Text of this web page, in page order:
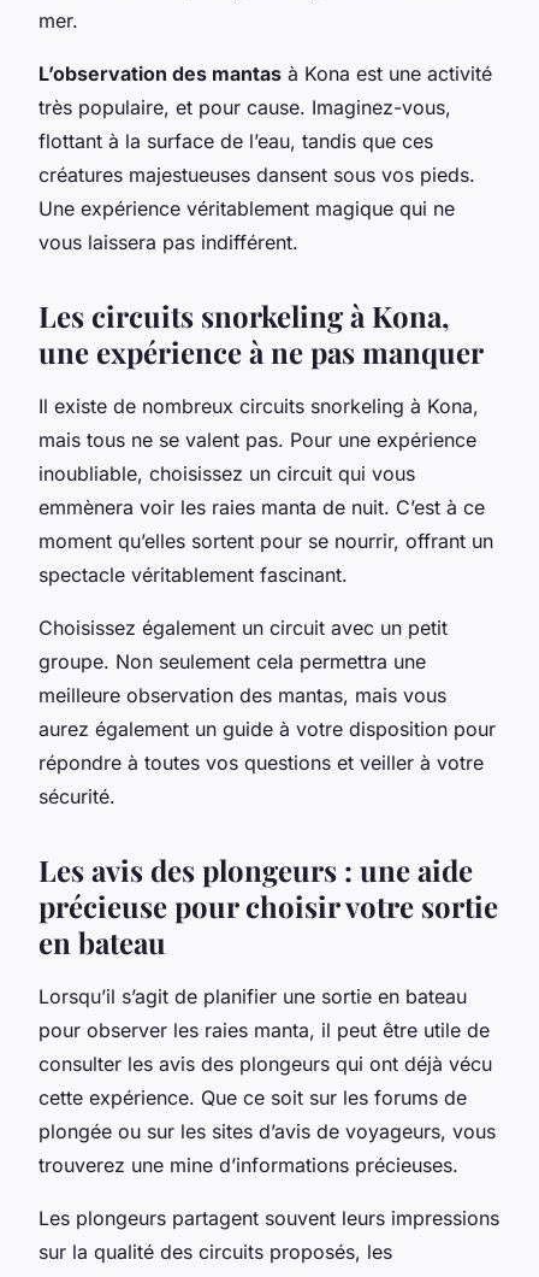
mer.
L’observation des mantas à Kona est une activité
très populaire, et pour cause. Imaginez-vous,
flottant à la surface de l’eau, tandis que ces
créatures majestueuses dansent sous vos pieds.
Une expérience véritablement magique qui ne
vous laissera pas indifférent.
Les circuits snorkeling à Kona,
une expérience à ne pas manquer
Il existe de nombreux circuits snorkeling à Kona,
mais tous ne se valent pas. Pour une expérience
inoubliable, choisissez un circuit qui vous
emmènera voir les raies manta de nuit. C’est à ce
moment qu’elles sortent pour se nourrir, offrant un
spectacle véritablement fascinant.
Choisissez également un circuit avec un petit
groupe. Non seulement cela permettra une
meilleure observation des mantas, mais vous
aurez également un guide à votre disposition pour
répondre à toutes vos questions et veiller à votre
sécurité.
Les avis des plongeurs : une aide
précieuse pour choisir votre sortie
en bateau
Lorsqu’il s’agit de planifier une sortie en bateau
pour observer les raies manta, il peut être utile de
consulter les avis des plongeurs qui ont déjà vécu
cette expérience. Que ce soit sur les forums de
plongée ou sur les sites d’avis de voyageurs, vous
trouverez une mine d’informations précieuses.
Les plongeurs partagent souvent leurs impressions
sur la qualité des circuits proposés, les